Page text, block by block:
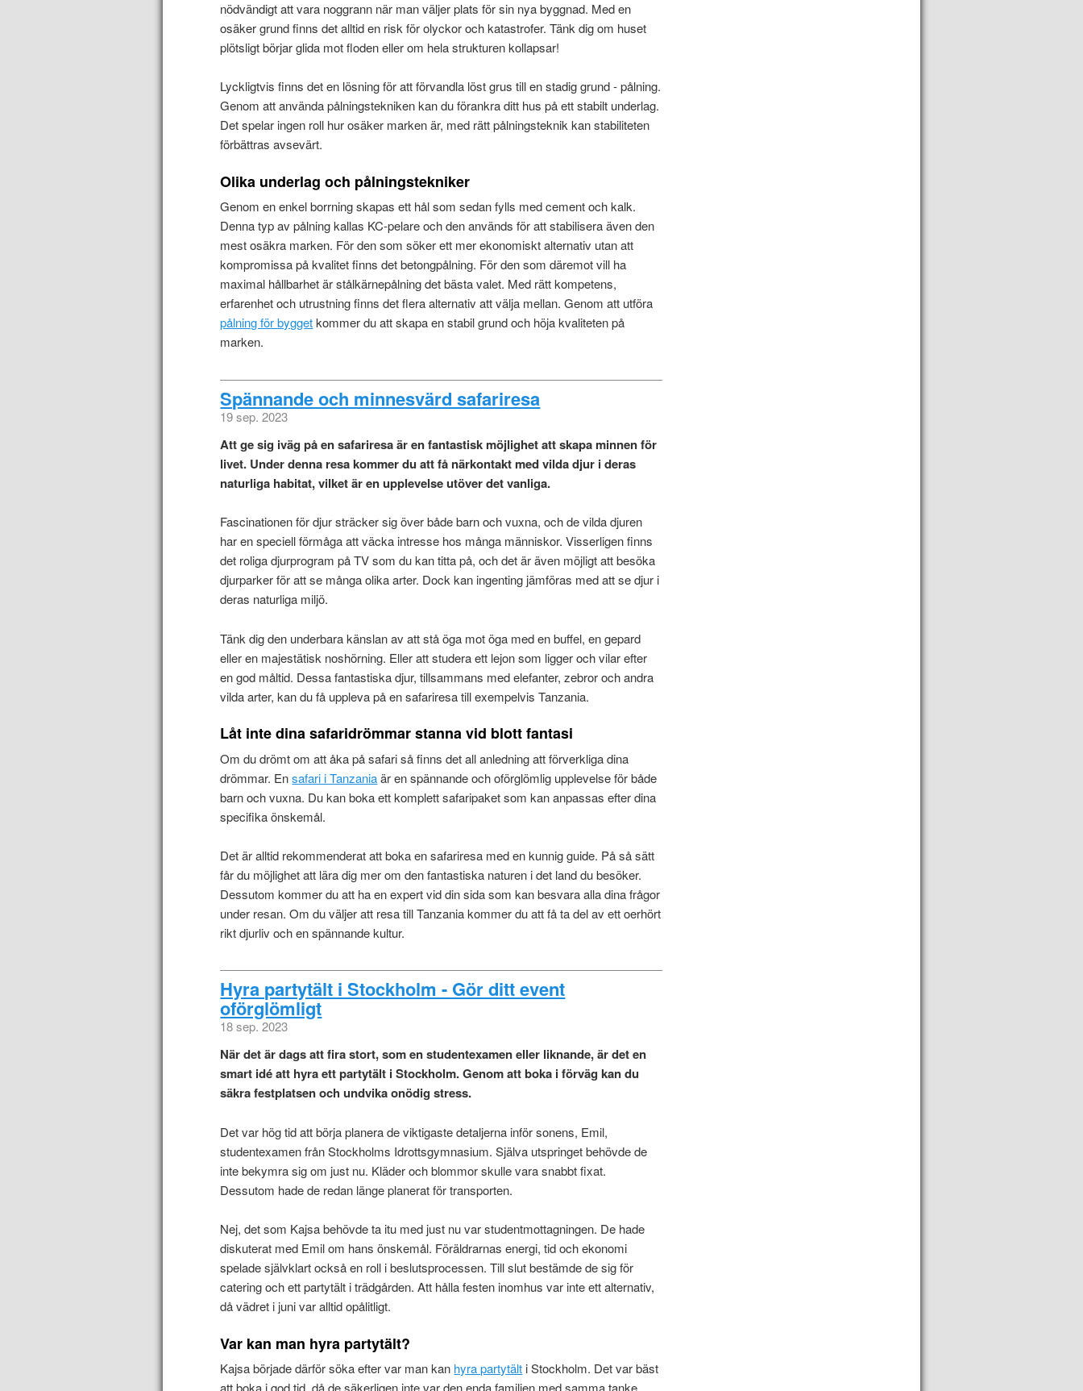
nödvändigt att vara noggrann när man väljer plats för sin nya byggnad. Med en
osäker grund finns det alltid en risk för olyckor och katastrofer. Tänk dig om huset
plötsligt börjar glida mot floden eller om hela strukturen kollapsar!
Lyckligtvis finns det en lösning för att förvandla löst grus till en stadig grund - pålning.
Genom att använda pålningstekniken kan du förankra ditt hus på ett stabilt underlag.
Det spelar ingen roll hur osäker marken är, med rätt pålningsteknik kan stabiliteten
förbättras avsevärt.
Olika underlag och pålningstekniker
Genom en enkel borrning skapas ett hål som sedan fylls med cement och kalk.
Denna typ av pålning kallas KC-pelare och den används för att stabilisera även den
mest osäkra marken. För den som söker ett mer ekonomiskt alternativ utan att
kompromissa på kvalitet finns det betongpålning. För den som däremot vill ha
maximal hållbarhet är stålkärnepålning det bästa valet. Med rätt kompetens,
erfarenhet och utrustning finns det flera alternativ att välja mellan. Genom att utföra
pålning för byggetkommer du att skapa en stabil grund och höja kvaliteten på
marken.
Spännande och minnesvärd safariresa
19 sep. 2023
Att ge sig iväg på en safariresa är en fantastisk möjlighet att skapa minnen för
livet. Under denna resa kommer du att få närkontakt med vilda djur i deras
naturliga habitat, vilket är en upplevelse utöver det vanliga.
Fascinationen för djur sträcker sig över både barn och vuxna, och de vilda djuren
har en speciell förmåga att väcka intresse hos många människor. Visserligen finns
det roliga djurprogram på TV som du kan titta på, och det är även möjligt att besöka
djurparker för att se många olika arter. Dock kan ingenting jämföras med att se djur i
deras naturliga miljö.
Tänk dig den underbara känslan av att stå öga mot öga med en buffel, en gepard
eller en majestätisk noshörning. Eller att studera ett lejon som ligger och vilar efter
en god måltid. Dessa fantastiska djur, tillsammans med elefanter, zebror och andra
vilda arter, kan du få uppleva på en safariresa till exempelvis Tanzania.
Låt inte dina safaridrömmar stanna vid blott fantasi
Om du drömt om att åka på safari så finns det all anledning att förverkliga dina
drömmar. Ensafari i Tanzaniaär en spännande och oförglömlig upplevelse för både
barn och vuxna. Du kan boka ett komplett safaripaket som kan anpassas efter dina
specifika önskemål.
Det är alltid rekommenderat att boka en safariresa med en kunnig guide. På så sätt
får du möjlighet att lära dig mer om den fantastiska naturen i det land du besöker.
Dessutom kommer du att ha en expert vid din sida som kan besvara alla dina frågor
under resan. Om du väljer att resa till Tanzania kommer du att få ta del av ett oerhört
rikt djurliv och en spännande kultur.
Hyra partytält i Stockholm - Gör ditt event
oförglömligt
18 sep. 2023
När det är dags att fira stort, som en studentexamen eller liknande, är det en
smart idé att hyra ett partytält i Stockholm. Genom att boka i förväg kan du
säkra festplatsen och undvika onödig stress.
Det var hög tid att börja planera de viktigaste detaljerna inför sonens, Emil,
studentexamen från Stockholms Idrottsgymnasium. Själva utspringet behövde de
inte bekymra sig om just nu. Kläder och blommor skulle vara snabbt fixat.
Dessutom hade de redan länge planerat för transporten.
Nej, det som Kajsa behövde ta itu med just nu var studentmottagningen. De hade
diskuterat med Emil om hans önskemål. Föräldrarnas energi, tid och ekonomi
spelade självklart också en roll i beslutsprocessen. Till slut bestämde de sig för
catering och ett partytält i trädgården. Att hålla festen inomhus var inte ett alternativ,
då vädret i juni var alltid opålitligt.
Var kan man hyra partytält?
Kajsa började därför söka efter var man kan hyra partytält i Stockholm. Det var bäst